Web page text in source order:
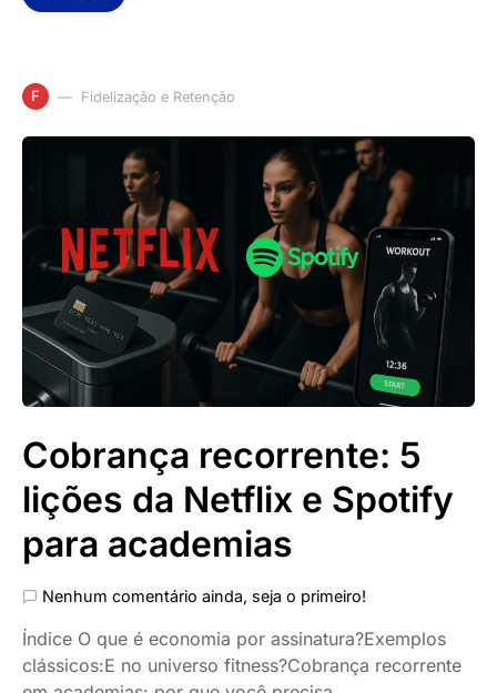
F Fidelização e Retenção
Cobrança recorrente: 5
lições da Netflix e Spotify
para academias
Nenhum comentário ainda, seja o primeiro!
Índice O que é economia por assinatura?Exemplos
clássicos:E no universo fitness?Cobrança recorrente